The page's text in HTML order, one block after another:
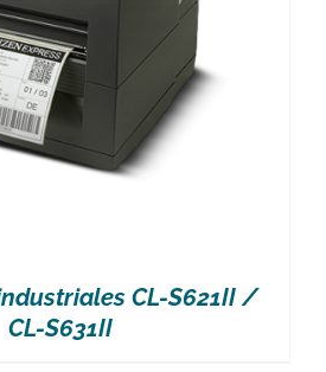
CL-S621II /
CL-S631II